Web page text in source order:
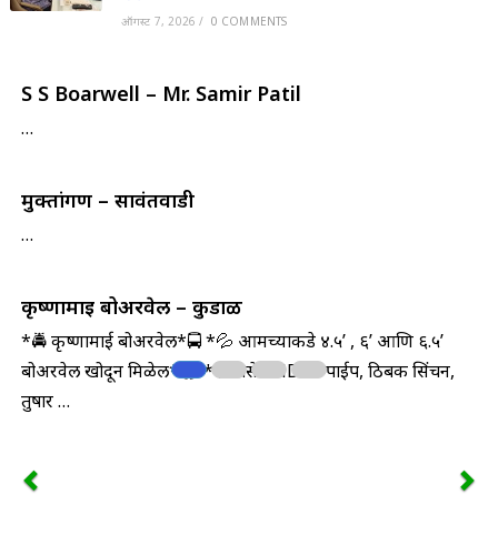
ऑगस्ट 7, 2026 / 0 COMMENTS
S S Boarwell – Mr. Samir Patil
…
मुक्तांगण – सावंतवाडी
…
कृष्णामाई बोअरवेल – कुडाळ
*🚔 कृष्णामाई बोअरवेल*🚍 *💦 आमच्याकडे ४.५’ , ६’ आणि ६.५’
बोअरवेल खोदून मिळेल*🏟️ *💦 तसेच HDPE पाईप, ठिबक सिंचन,
तुषार …